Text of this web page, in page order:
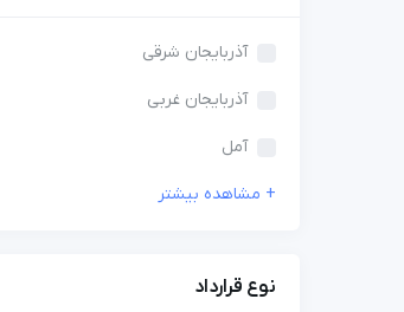
آذربایجان شرقی
آذربایجان غربی
آمل
نوع قرارداد